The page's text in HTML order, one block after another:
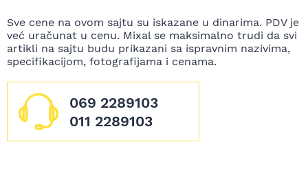
Sve cene na ovom sajtu su iskazane u dinarima. PDV je
već uračunat u cenu. Mixal se maksimalno trudi da svi
artikli na sajtu budu prikazani sa ispravnim nazivima,
specifikacijom, fotografijama i cenama.
069 2289103
011 2289103